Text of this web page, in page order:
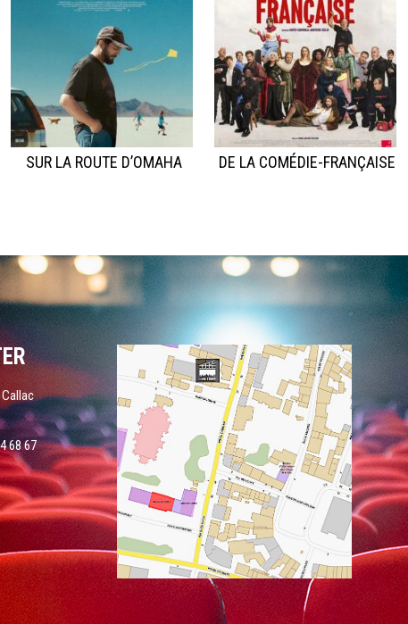
SUR LA ROUTE D’OMAHA DE LA COMÉDIE-FRANÇAISE
68 67